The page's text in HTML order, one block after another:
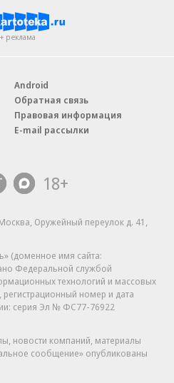
реклама
Android
Обратная связь
Правовая информация
E-mail рассылки
18+
Оружейный переулок д. 41,
(доменное имя сайта:
Федеральной службой
технологий и массовых
номер и дата
серия Эл № ФС77-76922
новости компаний, материалы
сообщение» опубликованы